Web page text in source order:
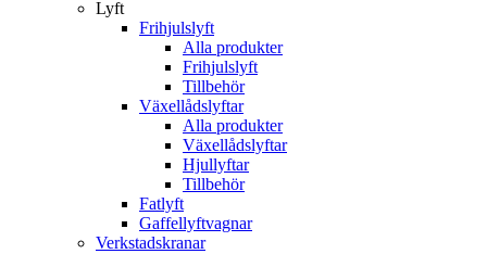
Lyft
Frihjulslyft
Alla produkter
Frihjulslyft
Tillbehör
Växellådslyftar
Alla produkter
Växellådslyftar
Hjullyftar
Tillbehör
Fatlyft
Gaffellyftvagnar
Verkstadskranar